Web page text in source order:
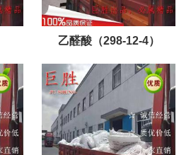
乙醛酸（298-12-4）